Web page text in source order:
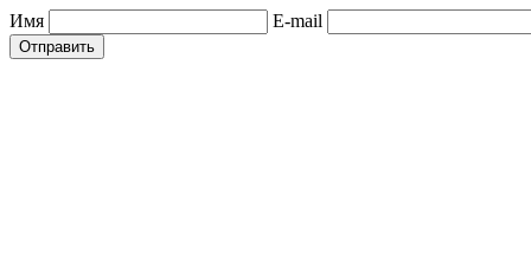
Имя E-mail